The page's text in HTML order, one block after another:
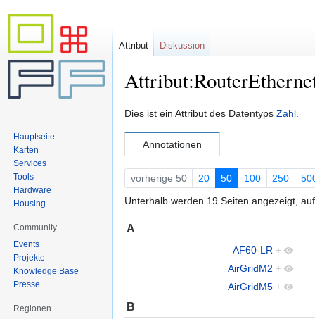
Zur
springen
Zur
springen
Dies ist ein Attribut des Datentyps Zahl.
Annotationen
vorherige 50 20 50 100 250
Unterhalb werden 19 Seiten angezeigt,
A
AF60-LR +
AirGridM2 +
AirGridM5 +
B
Attribut Diskussion
Hauptseite
Karten
Services
Tools
Hardware
Housing
Community
Events
Projekte
Knowledge Base
Presse
Regionen